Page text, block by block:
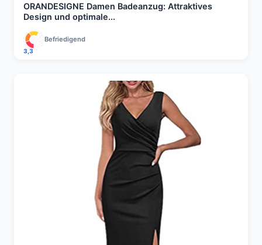
ORANDESIGNE Damen Badeanzug: Attraktives
Design und optimale...
3,3
Befriedigend